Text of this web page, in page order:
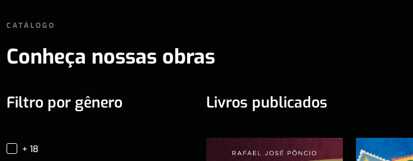
CATÁLOGO
Conheça nossas obras
Filtro por gênero
+ 18
Livros publicados